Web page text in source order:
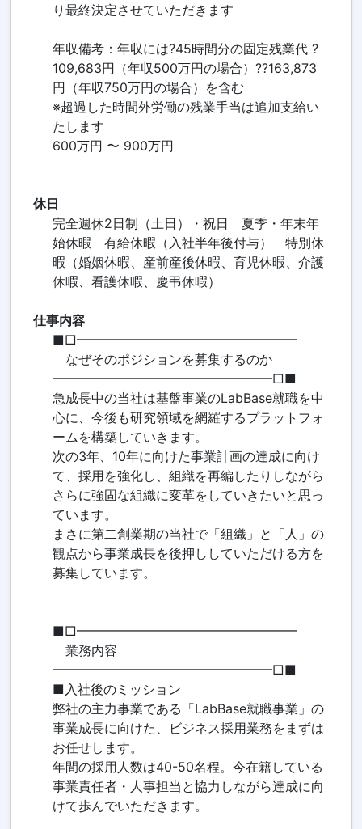
り最終決定させていただきます
年収備考：年収には?45時間分の固定残業代 ?
109,683円（年収500万円の場合）??163,873
円（年収750万円の場合）を含む
※超過した時間外労働の残業手当は追加支給い
たします
600万円 〜 900万円
休日
完全週休2日制（土日）・祝日 夏季・年末年
始休暇 有給休暇（入社半年後付与） 特別休
暇（婚姻休暇、産前産後休暇、育児休暇、介護
休暇、看護休暇、慶弔休暇）
仕事内容
■□━━━━━━━━━━━━━━━━━
なぜそのポジションを募集するのか
━━━━━━━━━━━━━━━━━□■
急成長中の当社は基盤事業のLabBase就職を中
心に、今後も研究領域を網羅するプラットフォ
ームを構築していきます。
次の3年、10年に向けた事業計画の達成に向け
て、採用を強化し、組織を再編したりしながら
さらに強固な組織に変革をしていきたいと思っ
ています。
まさに第二創業期の当社で「組織」と「人」の
観点から事業成長を後押ししていただける方を
募集しています。
■□━━━━━━━━━━━━━━━━━
業務内容
━━━━━━━━━━━━━━━━━□■
■入社後のミッション
弊社の主力事業である「LabBase就職事業」の
事業成長に向けた、ビジネス採用業務をまずは
お任せします。
年間の採用人数は40-50名程。今在籍している
事業責任者・人事担当と協力しながら達成に向
けて歩んでいただきます。